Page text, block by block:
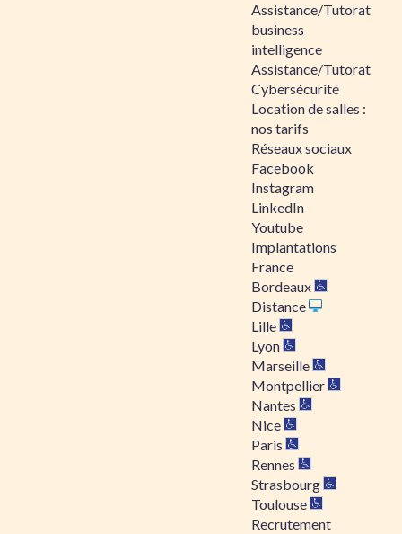
Assistance/Tutorat
business
intelligence
Assistance/Tutorat
Cybersécurité
Location de salles :
nos tarifs
Réseaux sociaux
Facebook
Instagram
LinkedIn
Youtube
Implantations
France
Bordeaux
Distance
Lille
Lyon
Marseille
Montpellier
Nantes
Nice
Paris
Rennes
Strasbourg
Toulouse
Recrutement